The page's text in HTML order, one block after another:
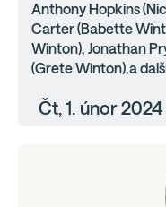
Anthony Hopkins
Carter (Babette
Winton), Jonathan
(Grete Winton),a
Čt, 1. únor